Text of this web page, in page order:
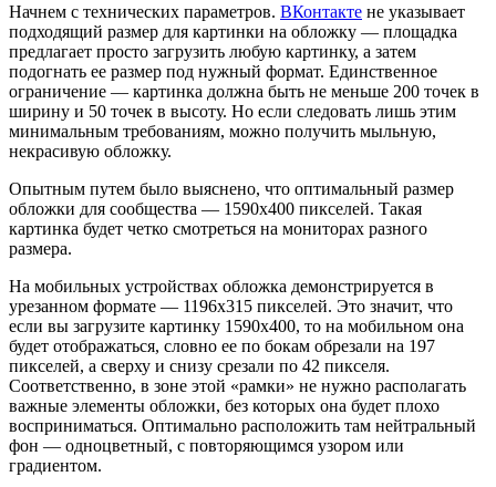
Начнем с технических параметров. ВКонтакте не указывает
подходящий размер для картинки на обложку — площадка
предлагает просто загрузить любую картинку, а затем
подогнать ее размер под нужный формат. Единственное
ограничение — картинка должна быть не меньше 200 точек в
ширину и 50 точек в высоту. Но если следовать лишь этим
минимальным требованиям, можно получить мыльную,
некрасивую обложку.
Опытным путем было выяснено, что оптимальный размер
обложки для сообщества — 1590х400 пикселей. Такая
картинка будет четко смотреться на мониторах разного
размера.
На мобильных устройствах обложка демонстрируется в
урезанном формате — 1196х315 пикселей. Это значит, что
если вы загрузите картинку 1590х400, то на мобильном она
будет отображаться, словно ее по бокам обрезали на 197
пикселей, а сверху и снизу срезали по 42 пикселя.
Соответственно, в зоне этой «рамки» не нужно располагать
важные элементы обложки, без которых она будет плохо
восприниматься. Оптимально расположить там нейтральный
фон — одноцветный, с повторяющимся узором или
градиентом.